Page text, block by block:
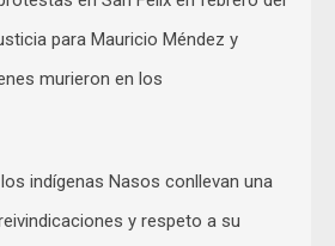
para Mauricio Méndez y
murieron en los
indígenas Nasos conllevan una
y respeto a su